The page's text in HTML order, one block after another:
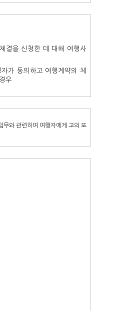
결을 신청한 데 대해 여행사
가 동의하고 여행계약의 체
우
무와 관련하여 여행자에게 고의 또